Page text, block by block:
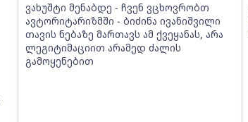
ვახუშტი მენაბდე - ჩვენ ვცხოვრობთ
ავტორიტარიზმში - ბიძინა ივანიშვილი
თავის ნებაზე მართავს ამ ქვეყანას, არა
ლეგიტიმაციით არამედ ძალის
გამოყენებით